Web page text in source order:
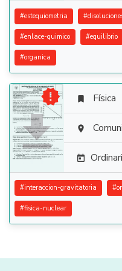
#estequiometria #
#enlace-quimico #equilibrio
#organica

  Física


#interaccion-gravitatoria #
#fisica-nuclear